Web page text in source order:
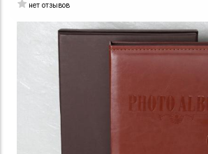
нет отзывов